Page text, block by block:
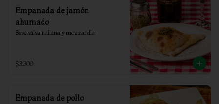
Empanada de jamón
ahumado
Base salsa italiana y mozzarella
$3.300
Empanada de pollo